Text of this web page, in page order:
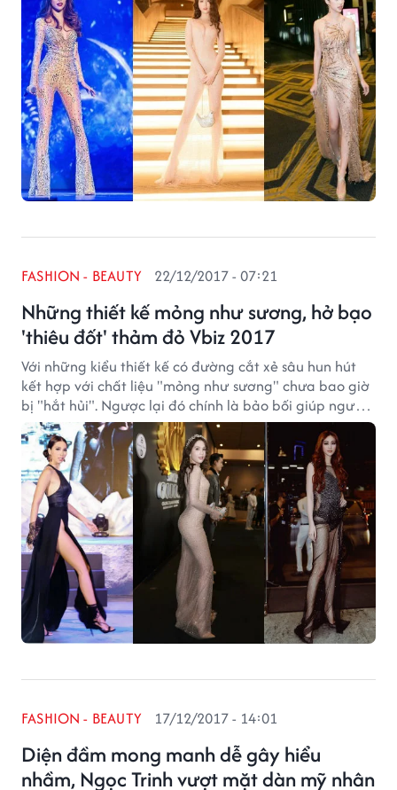
Những thiết kế mỏng như sương, hở bạo
'thiêu đốt' thảm đỏ Vbiz 2017
FASHION - BEAUTY 22/12/2017 - 07:21
Với những kiểu thiết kế có đường cắt xẻ sâu hun hút
kết hợp với chất liệu "mỏng như sương" chưa bao giờ
bị "hắt hủi". Ngược lại đó chính là bảo bối giúp người
đẹp "thiêu đốt" thảm đỏ trong năm vừa qua.
Diện đầm mong manh dễ gây hiểu
nhầm, Ngọc Trinh vượt mặt dàn mỹ nhân
FASHION - BEAUTY 17/12/2017 - 14:01